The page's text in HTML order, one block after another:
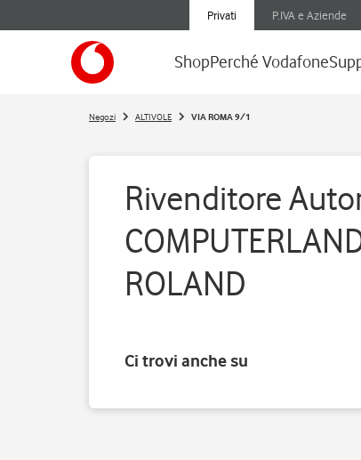
Privati P.IVA e Aziende
ShopPerché Vodafone
Negozi ALTIVOLE VIA ROMA 9/1
Rivenditore
ROLAND
Ci trovi anche su